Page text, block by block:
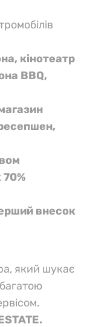
кінотеатр
BBQ,
внесок
який шукає